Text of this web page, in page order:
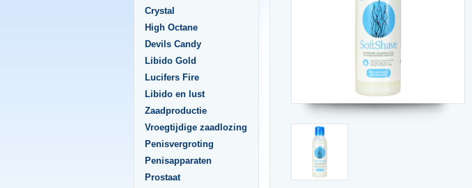
Crystal
High Octane
Devils Candy
Libido Gold
Lucifers Fire
Libido en lust
Zaadproductie
Vroegtijdige zaadlozing
Penisvergroting
Penisapparaten
Prostaat